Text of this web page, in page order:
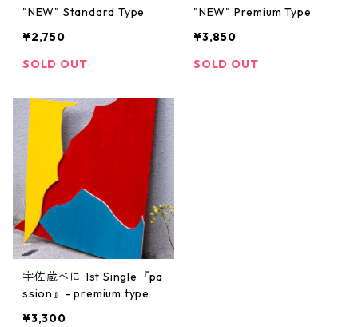
"NEW" Standard Type
¥2,750
SOLD OUT
"NEW" Premium Type
¥3,850
SOLD OUT
宇佐蔵べに 1st Single『pa
ssion』- premium type
¥3,300